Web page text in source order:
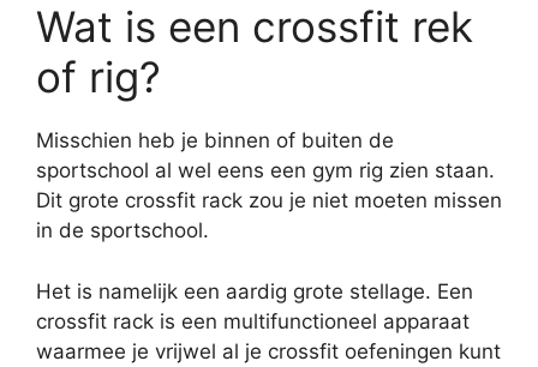
Wat is een crossfit rek
of rig?
Misschien heb je binnen of buiten de
sportschool al wel eens een gym rig zien staan.
Dit grote crossfit rack zou je niet moeten missen
in de sportschool.
Het is namelijk een aardig grote stellage. Een
crossfit rack is een multifunctioneel apparaat
waarmee je vrijwel al je crossfit oefeningen kunt